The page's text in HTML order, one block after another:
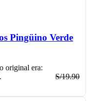
Pingüino Verde
S/19.90
original era: